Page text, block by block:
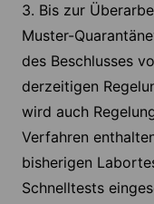
3. Bis zur
Muster-
des Beschlusses
derzeitigen
wird auch
Verfahren
bisherigen
Schnelltests